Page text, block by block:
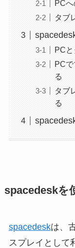
PC
タブ
PC
PC
る
タブ
る
spacedeskを
spacedeskは、
スプレイとして